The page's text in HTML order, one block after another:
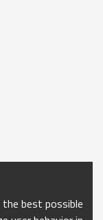
best possible